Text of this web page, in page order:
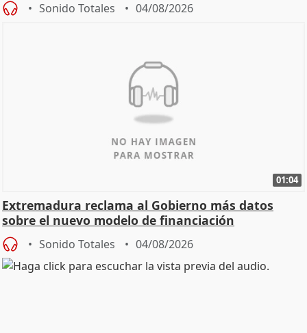
Sonido Totales 04/08/2026
01:04
Extremadura reclama al Gobierno más datos
sobre el nuevo modelo de financiación
Sonido Totales 04/08/2026